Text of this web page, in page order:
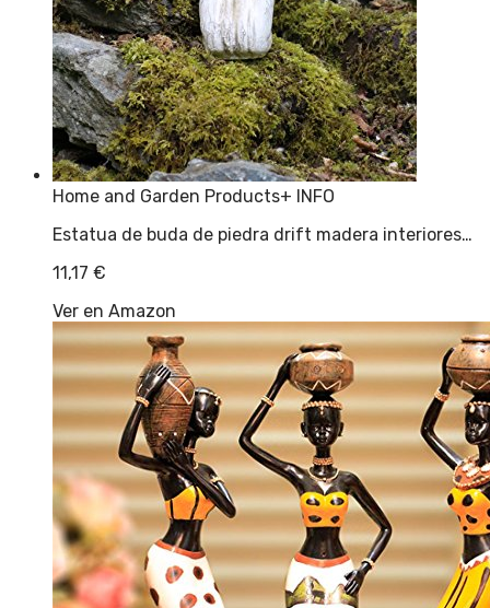
Home and Garden Products+ INFO
Estatua de buda de piedra drift madera interiores…
11,17 €
Ver en Amazon